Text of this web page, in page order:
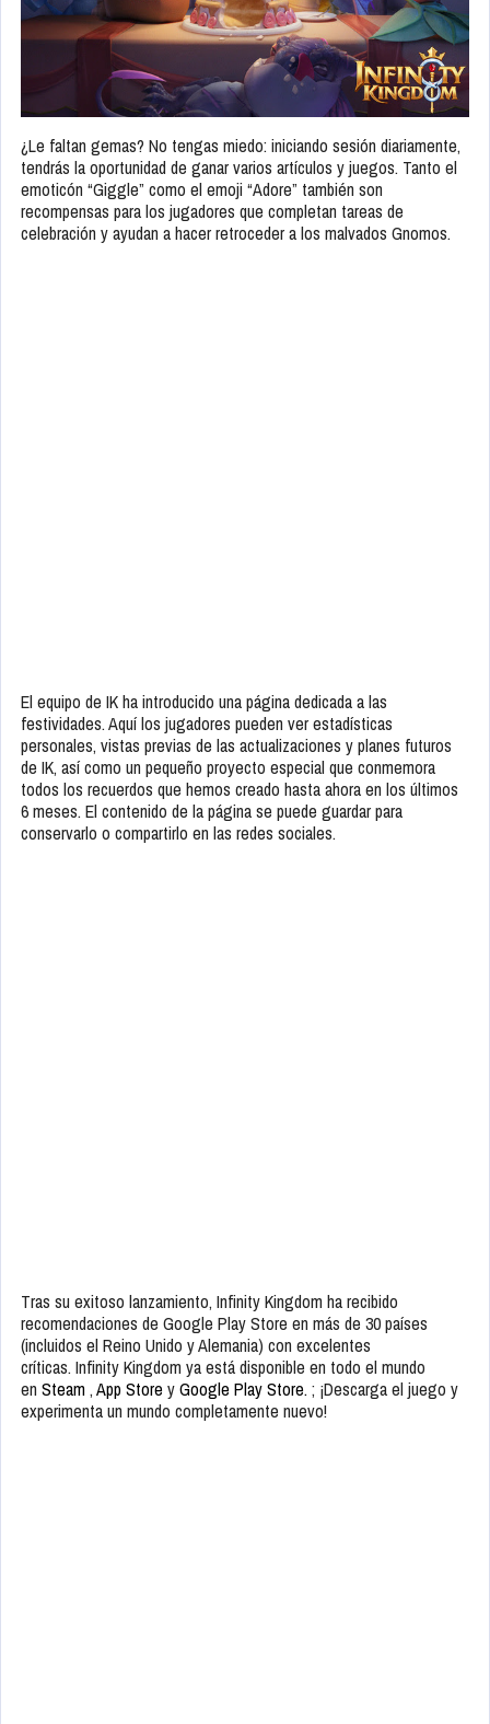
¿Le faltan gemas? No tengas miedo: iniciando sesión diariamente,
tendrás la oportunidad de ganar varios artículos y juegos. Tanto el
emoticón “Giggle” como el emoji “Adore” también son
recompensas para los jugadores que completan tareas de
celebración y ayudan a hacer retroceder a los malvados Gnomos.
El equipo de IK ha introducido una página dedicada a las
festividades. Aquí los jugadores pueden ver estadísticas
personales, vistas previas de las actualizaciones y planes futuros
de IK, así como un pequeño proyecto especial que conmemora
todos los recuerdos que hemos creado hasta ahora en los últimos
6 meses. El contenido de la página se puede guardar para
conservarlo o compartirlo en las redes sociales.
Tras su exitoso lanzamiento, Infinity Kingdom ha recibido
recomendaciones de Google Play Store en más de 30 países
(incluidos el Reino Unido y Alemania) con excelentes
críticas. Infinity Kingdom ya está disponible en todo el mundo
en Steam,App Store yGoogle Play Store.; ¡Descarga el juego y
experimenta un mundo completamente nuevo!